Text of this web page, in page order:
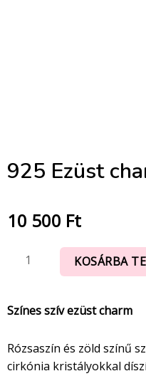
925 Ezüst
10 500 Ft
KOSÁRBA
Színes szív ezüst charm
Rózsaszín és zöld színű
cirkónia kristályokkal